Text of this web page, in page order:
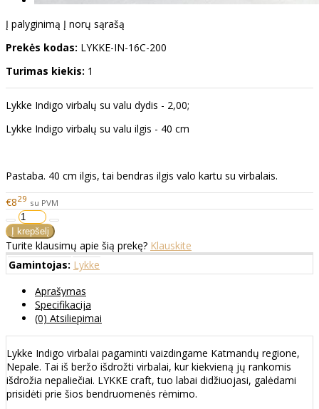
Į palyginimą Į norų sąrašą
Prekės kodas: LYKKE-IN-16C-200
Turimas kiekis: 1
Lykke Indigo virbalų su valu dydis - 2,00;
Lykke Indigo virbalų su valu ilgis - 40 cm
Pastaba. 40 cm ilgis, tai bendras ilgis valo kartu su virbalais.
€829 su PVM
Turite klausimų apie šią prekę? Klauskite
Gamintojas: Lykke
Aprašymas
Specifikacija
(0) Atsiliepimai
Lykke Indigo virbalai pagaminti vaizdingame Katmandų regione,
Nepale. Tai iš beržo išdrožti virbalai, kur kiekvieną jų rankomis
išdrožia nepaliečiai. LYKKE craft, tuo labai didžiuojasi, galėdami
prisidėti prie šios bendruomenės rėmimo.